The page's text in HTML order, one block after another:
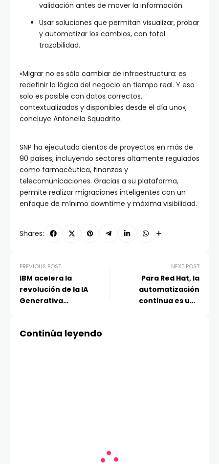
validación antes de mover la información.
Usar soluciones que permitan visualizar, probar
y automatizar los cambios, con total
trazabilidad.
«Migrar no es sólo cambiar de infraestructura: es
redefinir la lógica del negocio en tiempo real. Y eso
solo es posible con datos correctos,
contextualizados y disponibles desde el día uno»,
concluye Antonella Squadrito.
SNP ha ejecutado cientos de proyectos en más de
90 países, incluyendo sectores altamente regulados
como farmacéutica, finanzas y
telecomunicaciones. Gracias a su plataforma,
permite realizar migraciones inteligentes con un
enfoque de mínimo downtime y máxima visibilidad.
Shares:
PREVIOUS POST
IBM acelera la
revolución de la IA
Generativa
NEXT POST
Para Red Hat, la
automatización
continua es una
Continúa leyendo